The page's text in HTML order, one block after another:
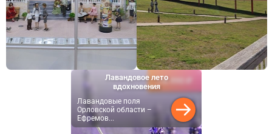
от 6 990 ₽
Лавандовое лето
вдохновения
Лавандовые поля
Орловской области –
Ефремов...